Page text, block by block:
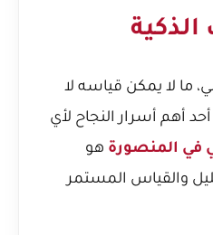
الذكية
ما لا يمكن قياسه لا
أهم أسرار النجاح لأي
في المنصورة هو
والقياس المستمر